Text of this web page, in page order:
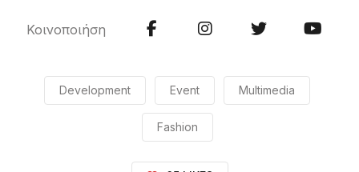
Κοινοποιήση
Development Event Multimedia
Fashion